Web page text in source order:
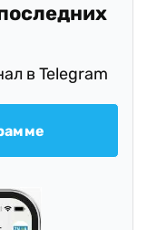
в Telegram